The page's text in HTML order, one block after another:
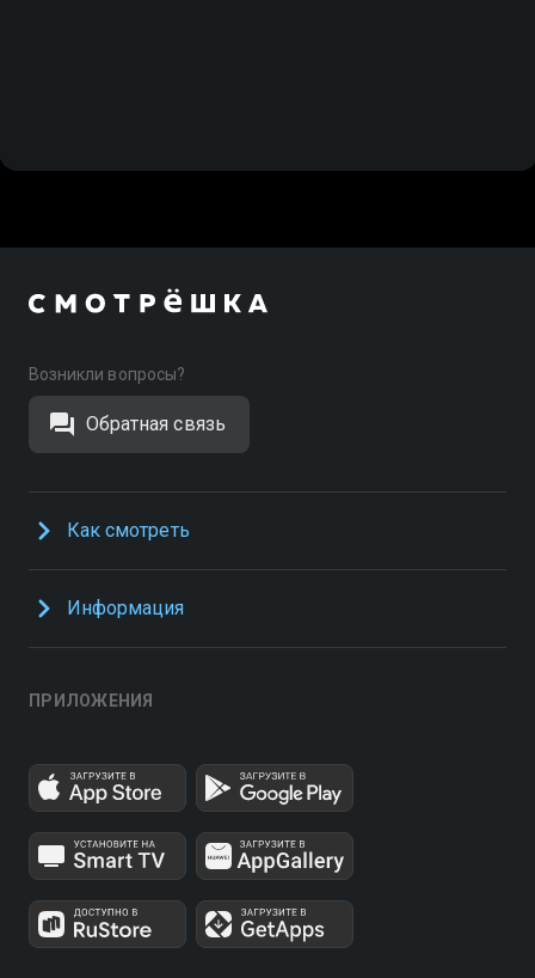
Возникли вопросы?
Обратная связь
Как смотреть
Информация
ПРИЛОЖЕНИЯ